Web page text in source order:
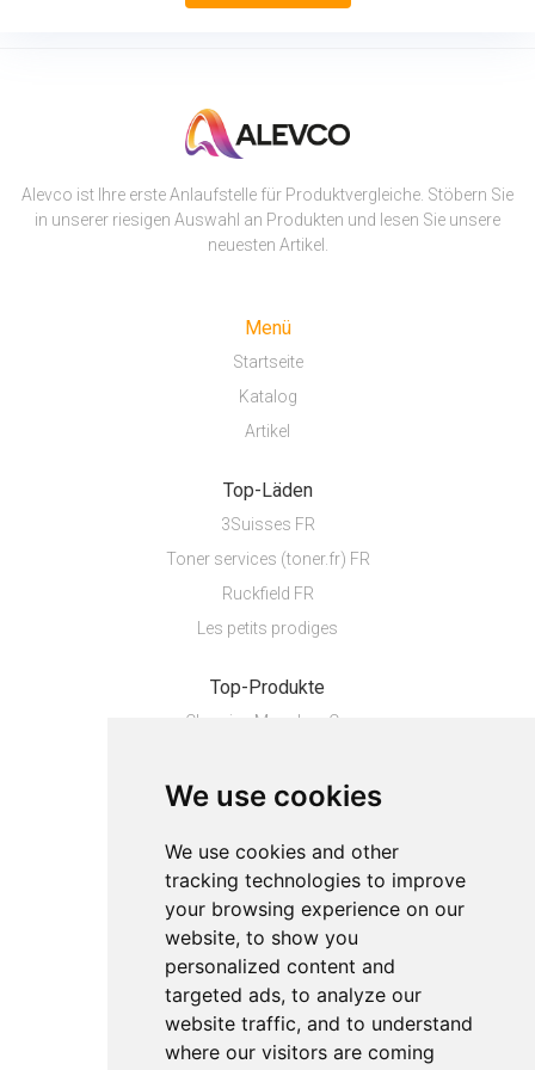
We use cookies
We use cookies and other
tracking technologies to improve
your browsing experience on our
website, to show you
personalized content and
targeted ads, to analyze our
website traffic, and to understand
where our visitors are coming
Alevco ist Ihre erste Anlaufstelle für Produktvergleiche. Stöbern Sie
in unserer riesigen Auswahl an Produkten und lesen Sie unsere
neuesten Artikel.
Menü
Startseite
Katalog
Artikel
Top-Läden
3Suisses FR
Toner services (toner.fr) FR
Ruckfield FR
Les petits prodiges
Top-Produkte
Chemise Manches C...
Polo à manches co...
Über
Datenschutz
Kontakt
Impressum
Cookies-Einstellungen